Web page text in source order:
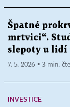
Špatné
mrtvici“.
slepoty u lidí
7. 5. 2026 ▪ 3 min.
INVESTICE